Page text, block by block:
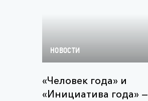
НОВОСТИ
«Человек года» и
«Инициатива года» —